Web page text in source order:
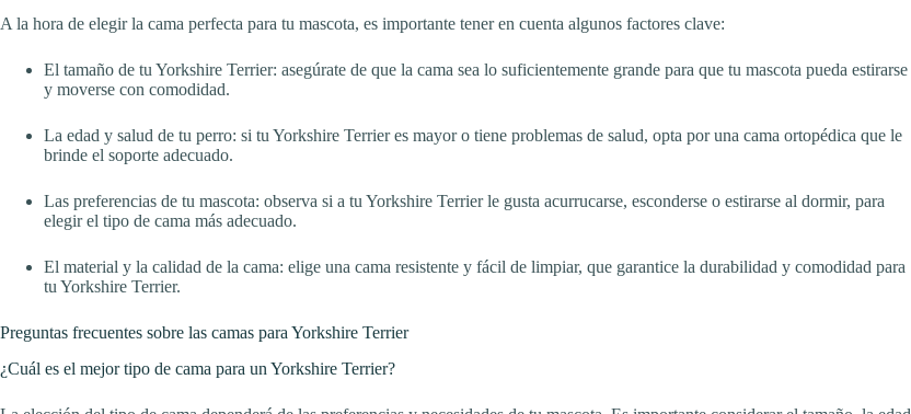
A la hora de elegir la cama perfecta para tu mascota, es importante tener en cuenta algunos factores clave:
El tamaño de tu Yorkshire Terrier: asegúrate de que la cama sea lo suficientemente grande para que tu mascota pueda estirarse
y moverse con comodidad.
La edad y salud de tu perro: si tu Yorkshire Terrier es mayor o tiene problemas de salud, opta por una cama ortopédica que le
brinde el soporte adecuado.
Las preferencias de tu mascota: observa si a tu Yorkshire Terrier le gusta acurrucarse, esconderse o estirarse al dormir, para
elegir el tipo de cama más adecuado.
El material y la calidad de la cama: elige una cama resistente y fácil de limpiar, que garantice la durabilidad y comodidad para
tu Yorkshire Terrier.
Preguntas frecuentes sobre las camas para Yorkshire Terrier
¿Cuál es el mejor tipo de cama para un Yorkshire Terrier?